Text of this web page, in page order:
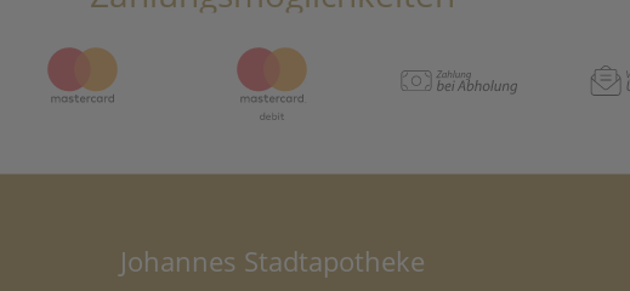
Johannes Stadtapotheke